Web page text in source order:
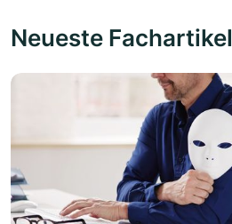
Neueste Fachartikel